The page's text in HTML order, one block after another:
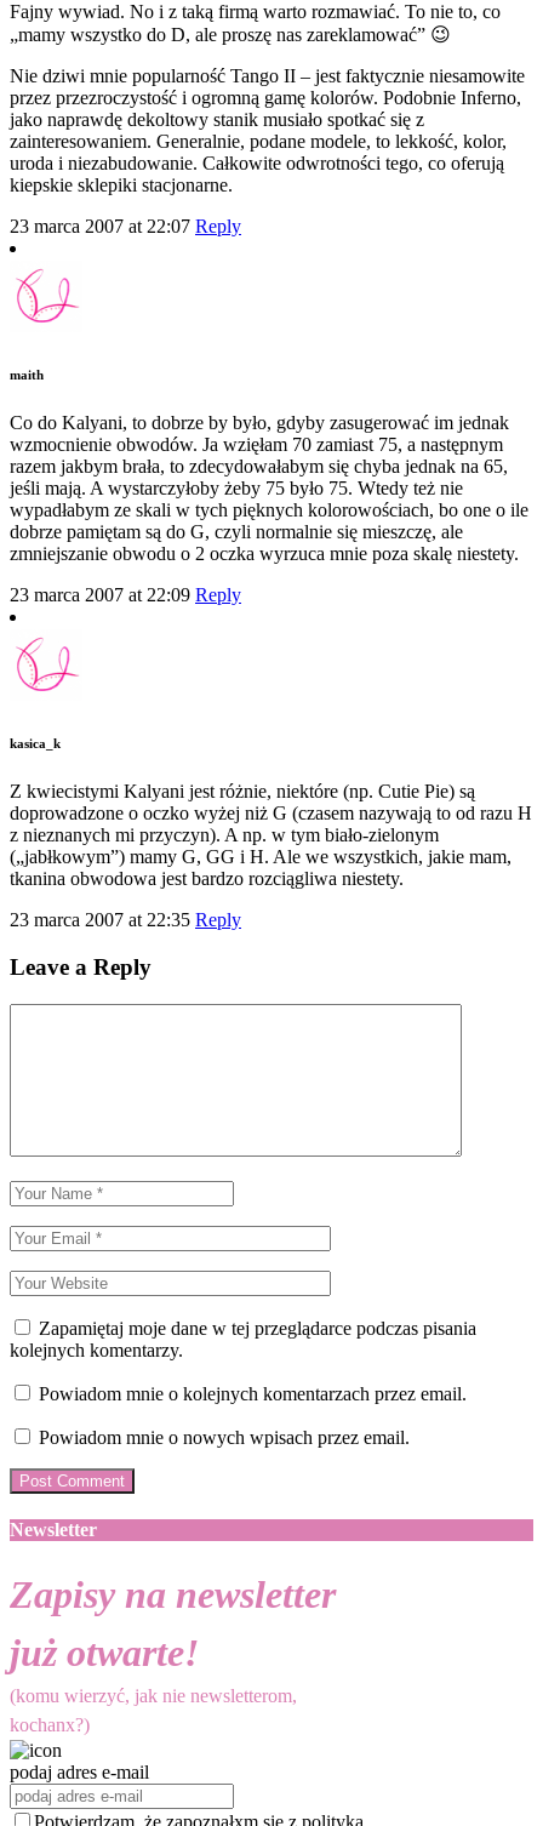
Fajny wywiad. No i z taką firmą warto rozmawiać. To nie to, co
„mamy wszystko do D, ale proszę nas zareklamować” 😉
Nie dziwi mnie popularność Tango II – jest faktycznie niesamowite
przez przezroczystość i ogromną gamę kolorów. Podobnie Inferno,
jako naprawdę dekoltowy stanik musiało spotkać się z
zainteresowaniem. Generalnie, podane modele, to lekkość, kolor,
uroda i niezabudowanie. Całkowite odwrotności tego, co oferują
kiepskie sklepiki stacjonarne.
23 marca 2007 at 22:07 Reply
maith
Co do Kalyani, to dobrze by było, gdyby zasugerować im jednak
wzmocnienie obwodów. Ja wzięłam 70 zamiast 75, a następnym
razem jakbym brała, to zdecydowałabym się chyba jednak na 65,
jeśli mają. A wystarczyłoby żeby 75 było 75. Wtedy też nie
wypadłabym ze skali w tych pięknych kolorowościach, bo one o ile
dobrze pamiętam są do G, czyli normalnie się mieszczę, ale
zmniejszanie obwodu o 2 oczka wyrzuca mnie poza skalę niestety.
23 marca 2007 at 22:09 Reply
kasica_k
Z kwiecistymi Kalyani jest różnie, niektóre (np. Cutie Pie) są
doprowadzone o oczko wyżej niż G (czasem nazywają to od razu H
z nieznanych mi przyczyn). A np. w tym biało-zielonym
(„jabłkowym”) mamy G, GG i H. Ale we wszystkich, jakie mam,
tkanina obwodowa jest bardzo rozciągliwa niestety.
23 marca 2007 at 22:35 Reply
Leave a Reply
Zapamiętaj moje dane w tej przeglądarce podczas pisania
kolejnych komentarzy.
Powiadom mnie o kolejnych komentarzach przez email.
Powiadom mnie o nowych wpisach przez email.
Newsletter
Zapisy na newsletter
już otwarte!
(komu wierzyć, jak nie newsletterom,
kochanx?)
podaj adres e-mail
Potwierdzam, że zapoznałxm się z polityką